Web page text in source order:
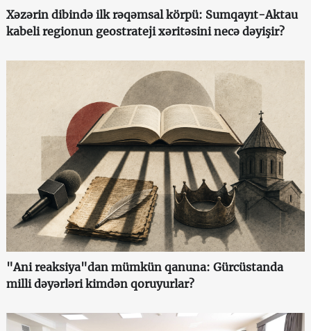
Xəzərin dibində ilk rəqəmsal körpü: Sumqayıt-Aktau
kabeli regionun geostrateji xəritəsini necə dəyişir?
"Ani reaksiya"dan mümkün qanuna: Gürcüstanda
milli dəyərləri kimdən qoruyurlar?